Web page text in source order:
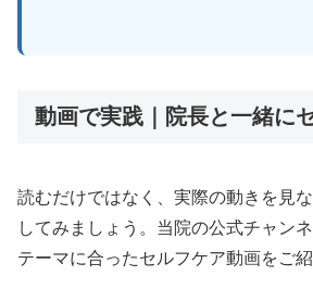
動画で実践｜院長と一緒に
読むだけではなく、実際の動きを見
してみましょう。当院の公式チャン
テーマに合ったセルフケア動画をご紹